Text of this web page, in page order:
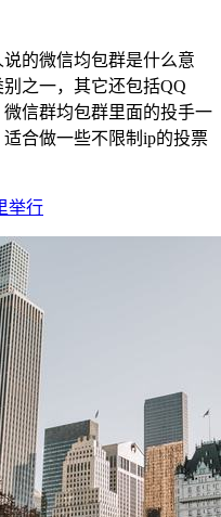
的微信均包群是什么意
之一，其它还包括QQ
信群均包群里面的投手一
合做一些不限制ip的投票
举行